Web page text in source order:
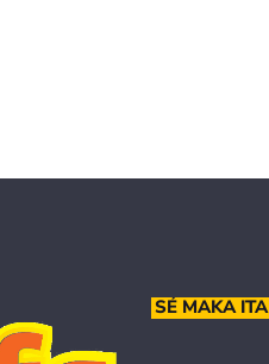
SÉ MAKA ITA